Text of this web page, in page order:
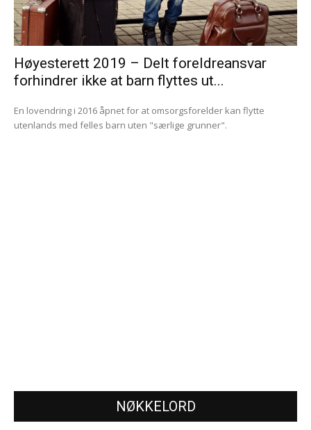
Høyesterett 2019 – Delt foreldreansvar
forhindrer ikke at barn flyttes ut...
En lovendring i 2016 åpnet for at omsorgsforelder kan flytte
utenlands med felles barn uten "særlige grunner".
NØKKELORD